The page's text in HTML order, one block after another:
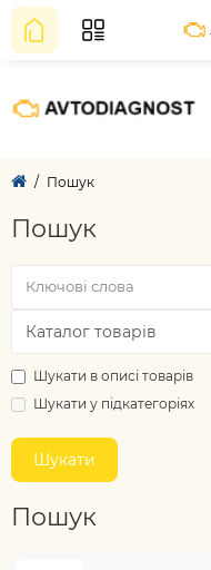
Пошук
Пошук
Шукати в описі товарів
Шукати у підкатегоріях
Пошук